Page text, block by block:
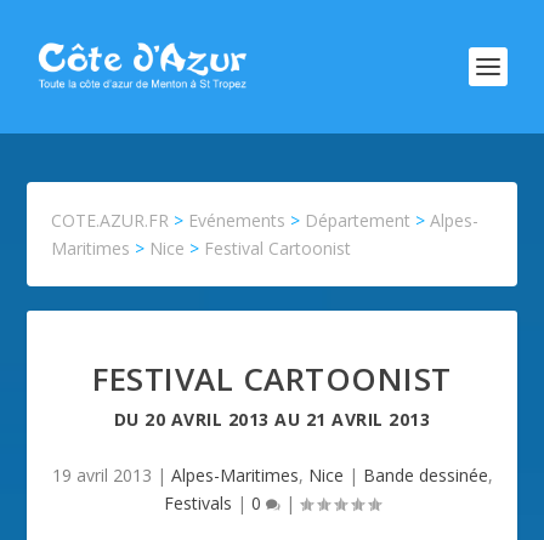
COTE.AZUR.FR > Evénements > Département >Alpes-
Maritimes > Nice > Festival Cartoonist
FESTIVAL CARTOONIST
DU 20 AVRIL 2013 AU 21 AVRIL 2013
19 avril 2013 | Alpes-Maritimes, Nice | Bande dessinée,
Festivals | 0 |